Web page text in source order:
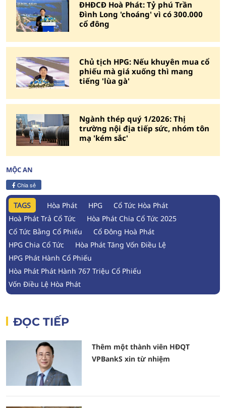
ĐHĐCĐ Hoà Phát: Tỷ phú Trần
Đình Long 'choáng' vì có 300.000
cổ đông
Chủ tịch HPG: Nếu khuyên mua cổ
phiếu mà giá xuống thì mang
tiếng 'lùa gà'
Ngành thép quý 1/2026: Thị
trường nội địa tiếp sức, nhóm tôn
mạ 'kém sắc'
MỘC AN
Chia sẻ
TAGS Hòa Phát HPG
Cổ Tức Hòa Phát
Hoà Phát Trả Cổ Tức
Hòa Phát Chia Cổ Tức 2025
Cổ Tức Bằng Cổ Phiếu
Cổ Đông Hoà Phát
HPG Chia Cổ Tức
Hòa Phát Tăng Vốn Điều Lệ
HPG Phát Hành Cổ Phiếu
Hòa Phát Phát Hành 767 Triệu Cổ Phiếu
Vốn Điều Lệ Hòa Phát
ĐỌC TIẾP
Thêm một thành viên HĐQT
VPBankS xin từ nhiệm